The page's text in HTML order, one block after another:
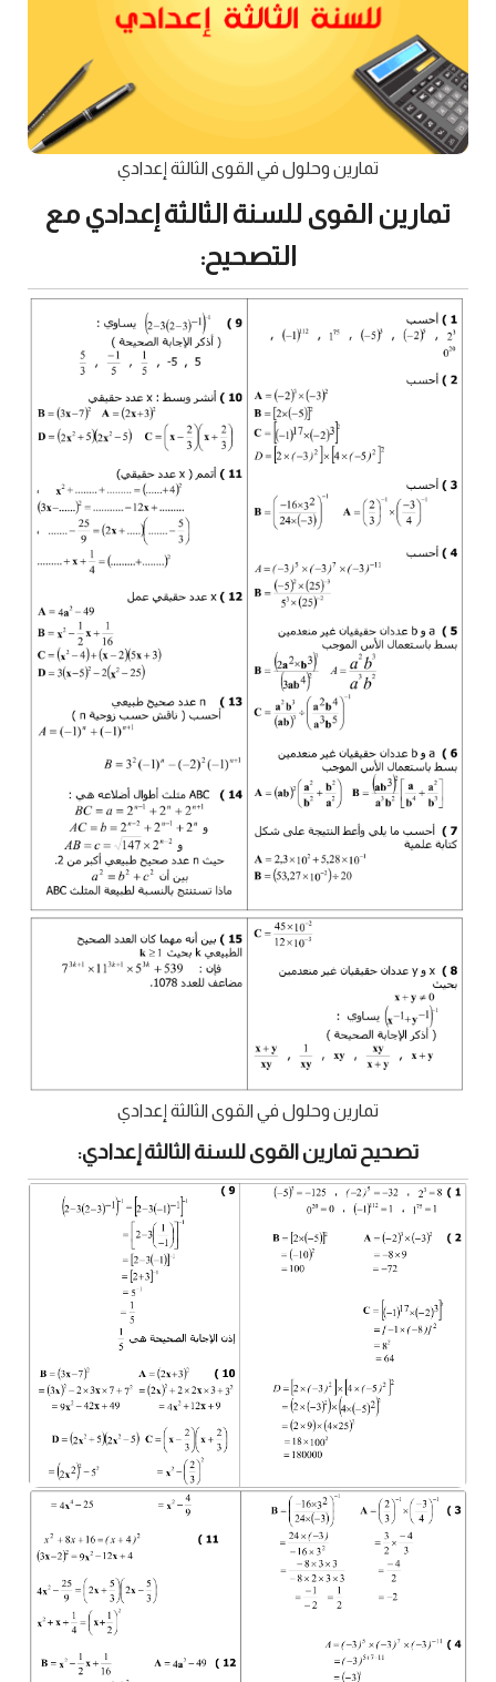
تمارين وحلول في القوى الثالثة إعدادي
تمارين القوى للسنة الثالثة إعدادي مع
التصحيح:
تمارين وحلول في القوى الثالثة إعدادي
تصحيح تمارين القوى للسنة الثالثة إعدادي: